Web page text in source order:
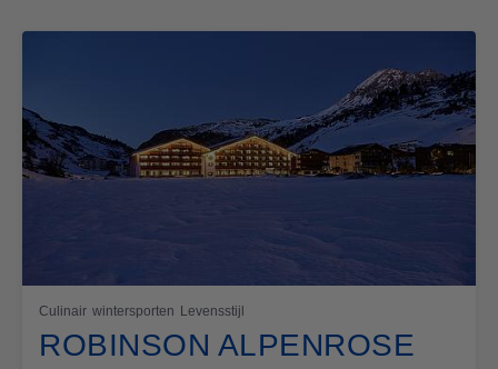
Culinair wintersporten Levensstijl
ROBINSON ALPENROSE